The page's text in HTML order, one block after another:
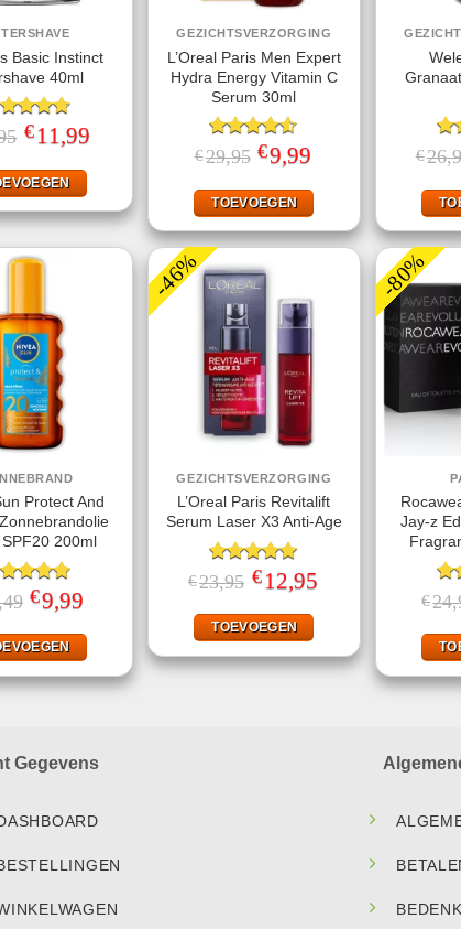
Basic Instinct
40ml
uit 5
Oorspronkelijke
prijs
€32,95.
€ 11,99Huidige
GEZICHTSVERZORGING
L’Oreal Paris Men Expert
Hydra Energy Vitamin C
Serum 30ml
Gewaardeerd
4.50 uit 5
€29,95 Oorspronkelijke
prijs
€29,95.
€9,99
€9,99.
TOEVOEGEN
€
Protect And
200ml
uit 5
Oorspronkelijke
prijs
€23,49.
€9,99
€9,99.
-46%
GEZICHTSVERZORGING
L’Oreal Paris Revitalift
Serum Laser X3 Anti-Age
Gewaardeerd
5.00uit 5
€23,95 Oorspronkelijke
prijs
€23,95.
€ 12,95prijs
TOEVOEGEN
-80%
Jay-z
€
Gegevens